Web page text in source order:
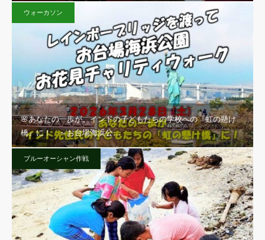
ウォーカソン
🌸あなたの一歩が、インドの子どもたちの学校への『虹の懸け
橋』に！ ～お台場海浜公…
ブルーオーシャン作戦